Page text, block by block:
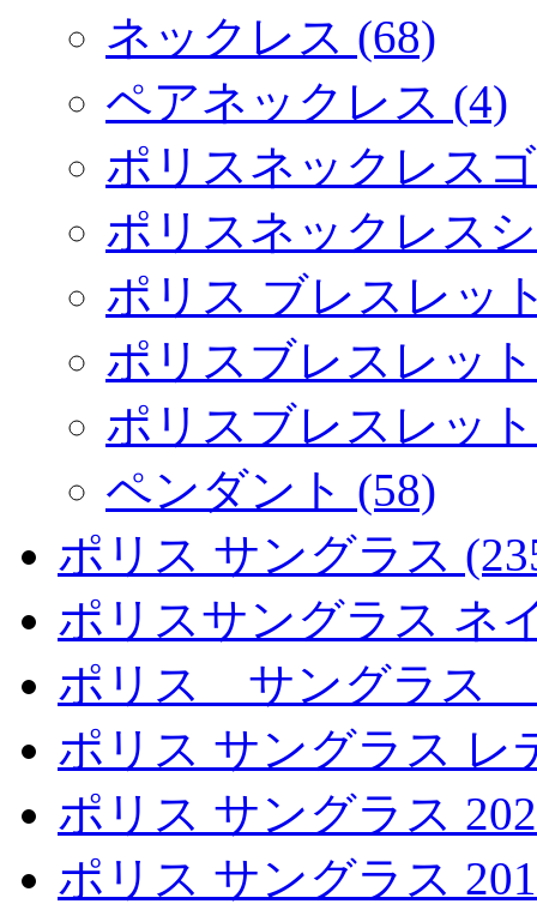
ネックレス (68)
ペアネックレス (4)
ポリスネックレス
ポリスネックレス
ポリス ブレスレッ
ポリスブレスレッ
ポリスブレスレッ
ペンダント (58)
ポリス サングラス
ポリスサングラス ネ
ポリス サングラス
ポリス サングラス レ
ポリス サングラス
ポリス サングラス